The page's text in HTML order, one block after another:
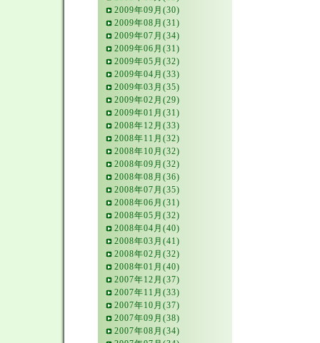
2009年09月(30)
2009年08月(31)
2009年07月(34)
2009年06月(31)
2009年05月(32)
2009年04月(33)
2009年03月(35)
2009年02月(29)
2009年01月(31)
2008年12月(33)
2008年11月(32)
2008年10月(32)
2008年09月(32)
2008年08月(36)
2008年07月(35)
2008年06月(31)
2008年05月(32)
2008年04月(40)
2008年03月(41)
2008年02月(32)
2008年01月(40)
2007年12月(37)
2007年11月(33)
2007年10月(37)
2007年09月(38)
2007年08月(34)